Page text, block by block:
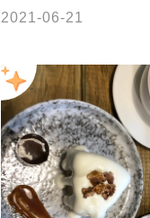
可惜，以為會有一點新
豐企業社 🏠 新北市新莊
號 🕰️ 12:00～19:00 （禮
除了吃美食，也要用心觀
受不同，評價都是主觀的
蹤，免錢啦！😋 #新北 #新莊 #甜點 #甜
點店 #咖啡 #咖啡店 #修
2021-06-21